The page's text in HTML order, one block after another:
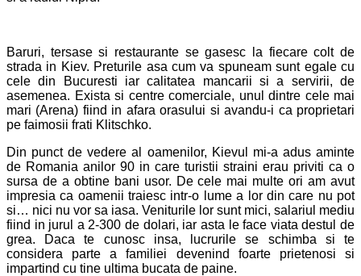
Baruri, tersase si restaurante se gasesc la fiecare colt de
strada in Kiev. Preturile asa cum va spuneam sunt egale cu
cele din Bucuresti iar calitatea mancarii si a servirii, de
asemenea. Exista si centre comerciale, unul dintre cele mai
mari (Arena) fiind in afara orasului si avandu-i ca proprietari
pe faimosii frati Klitschko.
Din punct de vedere al oamenilor, Kievul mi-a adus aminte
de Romania anilor 90 in care turistii straini erau priviti ca o
sursa de a obtine bani usor. De cele mai multe ori am avut
impresia ca oamenii traiesc intr-o lume a lor din care nu pot
si… nici nu vor sa iasa. Veniturile lor sunt mici, salariul mediu
fiind in jurul a 2-300 de dolari, iar asta le face viata destul de
grea. Daca te cunosc insa, lucrurile se schimba si te
considera parte a familiei devenind foarte prietenosi si
impartind cu tine ultima bucata de paine.